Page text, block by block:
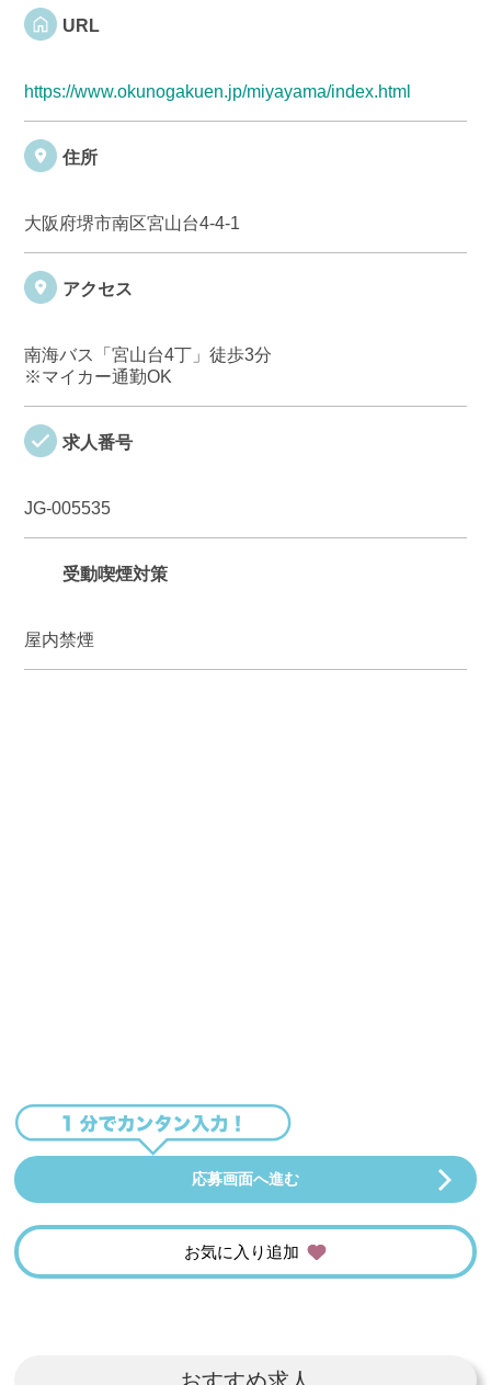
URL
https://www.okunogakuen.jp/miyayama/index.html
住所
大阪府堺市南区宮山台4-4-1
アクセス
南海バス「宮山台4丁」徒歩3分
※マイカー通勤OK
求人番号
JG-005535
受動喫煙対策
屋内禁煙
応募画面へ進む
お気に入り追加